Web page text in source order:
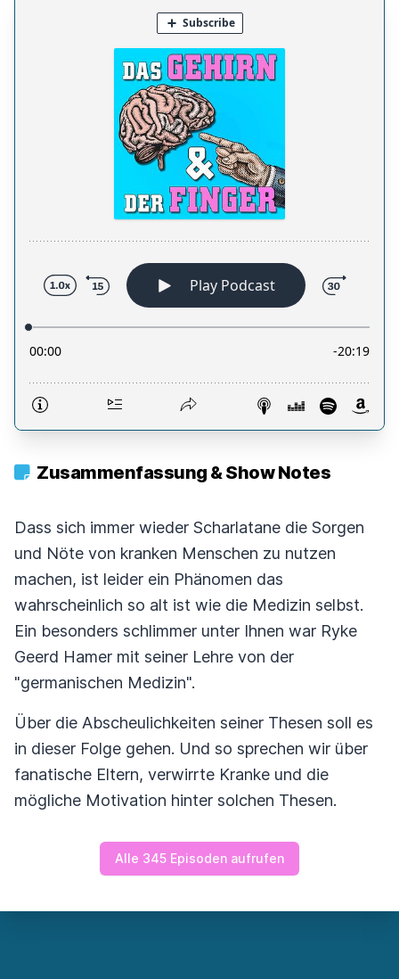
Zusammenfassung & Show Notes
Dass sich immer wieder Scharlatane die Sorgen
und Nöte von kranken Menschen zu nutzen
machen, ist leider ein Phänomen das
wahrscheinlich so alt ist wie die Medizin selbst.
Ein besonders schlimmer unter Ihnen war Ryke
Geerd Hamer mit seiner Lehre von der
"germanischen Medizin".
Über die Abscheulichkeiten seiner Thesen soll es
in dieser Folge gehen. Und so sprechen wir über
fanatische Eltern, verwirrte Kranke und die
mögliche Motivation hinter solchen Thesen.
Alle 345 Episoden aufrufen